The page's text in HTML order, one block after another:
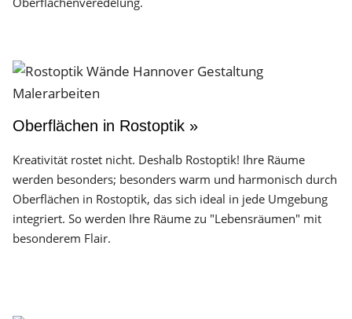
Oberflächen in Rostoptik »
Kreativität rostet nicht. Deshalb Rostoptik! Ihre Räume
werden besonders; besonders warm und harmonisch durch
Oberflächen in Rostoptik, das sich ideal in jede Umgebung
integriert. So werden Ihre Räume zu "Lebensräumen" mit
besonderem Flair.